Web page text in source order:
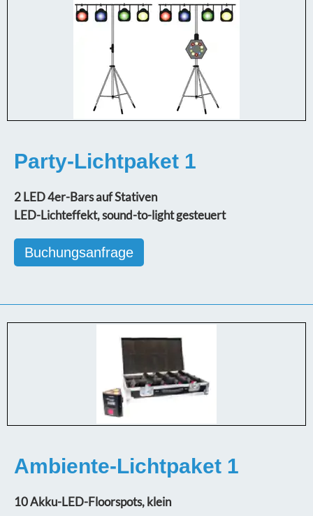
Party-Lichtpaket 1
2 LED 4er-Bars auf Stativen
LED-Lichteffekt, sound-to-light gesteuert
Buchungsanfrage
Ambiente-Lichtpaket 1
10 Akku-LED-Floorspots, klein